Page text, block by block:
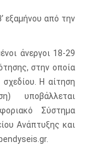
εξαμήνου από την
άνεργοι 18-29
στην οποία
σχεδίου. Η αίτηση
υποβάλλεται
Σύστημα
Ανάπτυξης και